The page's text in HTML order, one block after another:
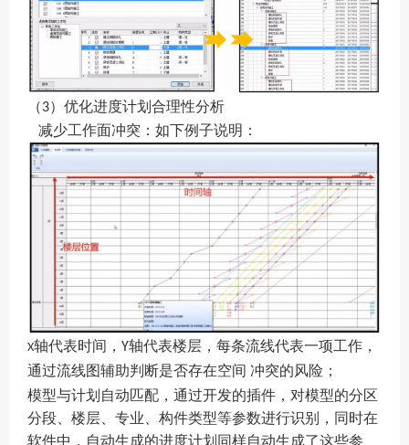
（3）优化进度计划合理性分析
减少工作面冲突：如下例子说明：
X轴代表时间， Y轴代表楼层，每条流线代表一项工作，
通过流线图辅助判断是否存在空间 冲突的风险；
模型与计划自动匹配，通过开发的插件，对模型的分区
分段、楼层、专业、构件类型等参数进行识别，同时在
软件中，自动生成的进度计划同样自动生成了这些参